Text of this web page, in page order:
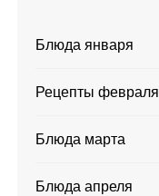
Блюда января
Рецепты февраля
Блюда марта
Блюда апреля